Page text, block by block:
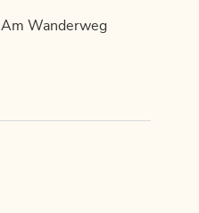
Am Wanderweg